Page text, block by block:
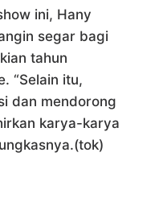
ini, Hany
segar bagi
tahun
“Selain itu,
dan mendorong
karya-karya